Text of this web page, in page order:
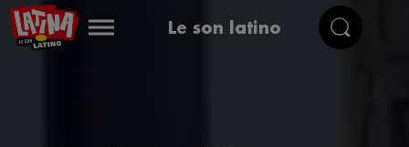
Le son latino